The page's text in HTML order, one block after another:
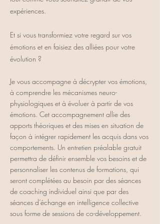
expériences.
Et si vous transformiez votre regard sur vos
émotions et en faisiez des alliées pour votre
évolution ?
Je vous accompagne à décrypter vos émotions,
à comprendre les mécanismes neuro-
physiologiques et à évoluer à partir de vos
émotions. Cet accompagnement allie des
apports théoriques et des mises en situation de
façon à intégrer rapidement les acquis dans vos
comportements. Un entretien préalable gratuit
permettra de définir ensemble vos besoins et de
personnaliser les contenus de formations, qui
seront complétées au besoin par des séances
de coaching individuel ainsi que par des
séances d’échange en intelligence collective
sous forme de sessions de co-développement.